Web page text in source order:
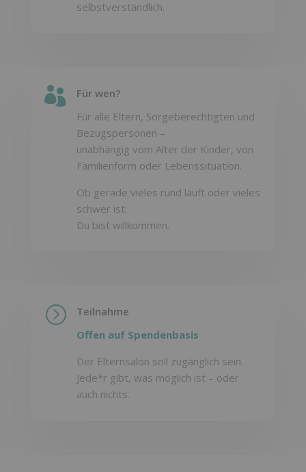
selbstverständlich.

Für wen?
Für alle Eltern, Sorgeberechtigten und
Bezugspersonen –
unabhängig vom Alter der Kinder, von
Familienform oder Lebenssituation.
Ob gerade vieles rund läuft oder vieles
schwer ist:
Du bist willkommen.
=
Teilnahme
Offen auf Spendenbasis
Der Elternsalon soll zugänglich sein.
Jede*r gibt, was möglich ist – oder
auch nichts.